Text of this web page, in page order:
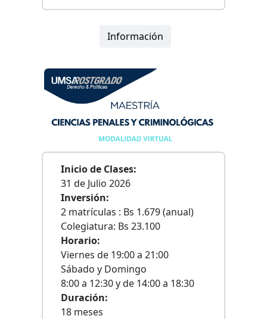
Información
Inicio de Clases:
31 de Julio 2026
Inversión:
2 matrículas : Bs 1.679 (anual)
Colegiatura: Bs 23.100
Horario:
Viernes de 19:00 a 21:00
Sábado y Domingo
8:00 a 12:30 y de 14:00 a 18:30
Duración:
18 meses